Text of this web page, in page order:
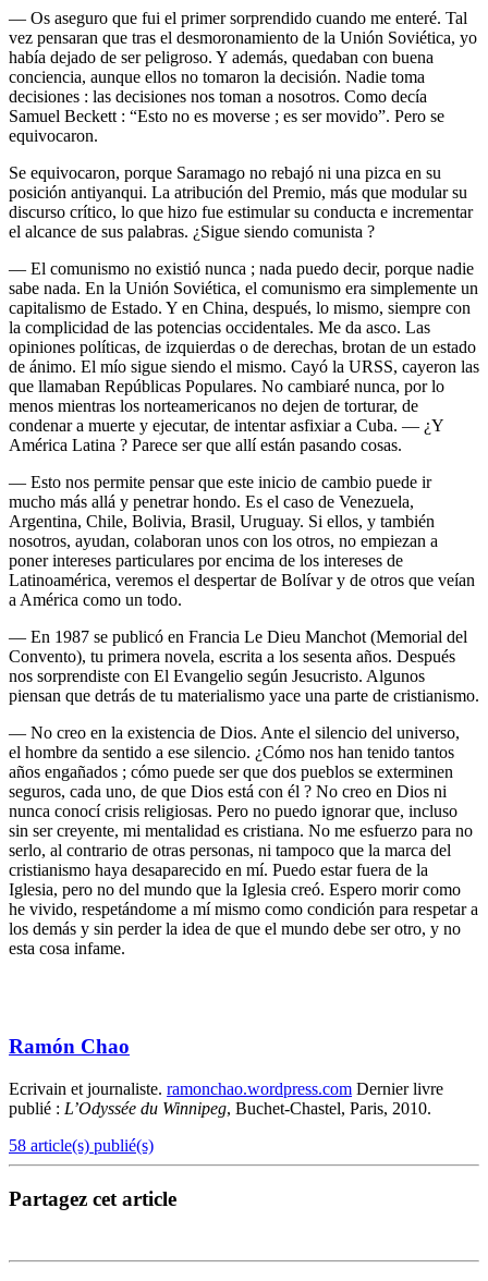
— Os aseguro que fui el primer sorprendido cuando me enteré. Tal
vez pensaran que tras el desmoronamiento de la Unión Soviética, yo
había dejado de ser peligroso. Y además, quedaban con buena
conciencia, aunque ellos no tomaron la decisión. Nadie toma
decisiones : las decisiones nos toman a nosotros. Como decía
Samuel Beckett : “Esto no es moverse ; es ser movido”. Pero se
equivocaron.
Se equivocaron, porque Saramago no rebajó ni una pizca en su
posición antiyanqui. La atribución del Premio, más que modular su
discurso crítico, lo que hizo fue estimular su conducta e incrementar
el alcance de sus palabras. ¿Sigue siendo comunista ?
— El comunismo no existió nunca ; nada puedo decir, porque nadie
sabe nada. En la Unión Soviética, el comunismo era simplemente un
capitalismo de Estado. Y en China, después, lo mismo, siempre con
la complicidad de las potencias occidentales. Me da asco. Las
opiniones políticas, de izquierdas o de derechas, brotan de un estado
de ánimo. El mío sigue siendo el mismo. Cayó la URSS, cayeron las
que llamaban Repúblicas Populares. No cambiaré nunca, por lo
menos mientras los norteamericanos no dejen de torturar, de
condenar a muerte y ejecutar, de intentar asfixiar a Cuba. — ¿Y
América Latina ? Parece ser que allí están pasando cosas.
— Esto nos permite pensar que este inicio de cambio puede ir
mucho más allá y penetrar hondo. Es el caso de Venezuela,
Argentina, Chile, Bolivia, Brasil, Uruguay. Si ellos, y también
nosotros, ayudan, colaboran unos con los otros, no empiezan a
poner intereses particulares por encima de los intereses de
Latinoamérica, veremos el despertar de Bolívar y de otros que veían
a América como un todo.
— En 1987 se publicó en Francia Le Dieu Manchot (Memorial del
Convento), tu primera novela, escrita a los sesenta años. Después
nos sorprendiste con El Evangelio según Jesucristo. Algunos
piensan que detrás de tu materialismo yace una parte de cristianismo.
— No creo en la existencia de Dios. Ante el silencio del universo,
el hombre da sentido a ese silencio. ¿Cómo nos han tenido tantos
años engañados ; cómo puede ser que dos pueblos se exterminen
seguros, cada uno, de que Dios está con él ? No creo en Dios ni
nunca conocí crisis religiosas. Pero no puedo ignorar que, incluso
sin ser creyente, mi mentalidad es cristiana. No me esfuerzo para no
serlo, al contrario de otras personas, ni tampoco que la marca del
cristianismo haya desaparecido en mí. Puedo estar fuera de la
Iglesia, pero no del mundo que la Iglesia creó. Espero morir como
he vivido, respetándome a mí mismo como condición para respetar a
los demás y sin perder la idea de que el mundo debe ser otro, y no
esta cosa infame.
Ramón Chao
Ecrivain et journaliste. ramonchao.wordpress.com Dernier livre
publié : L’Odyssée du Winnipeg, Buchet-Chastel, Paris, 2010.
58 article(s) publié(s)
Partagez cet article